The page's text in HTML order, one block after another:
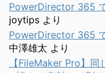
PowerDirector 365
joytips より
PowerDirector 365
中澤雄太 より
【FileMaker Pro】